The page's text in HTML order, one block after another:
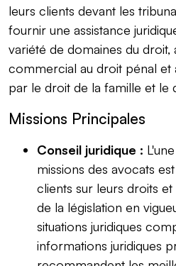
leurs clients devant les
fournir une assistance
variété de domaines du droit,
commercial au droit pénal et
par le droit de la famille et le
Missions Principales
Conseil juridique :
missions des avocats
clients sur leurs droits
de la législation en
situations juridiques
informations juridiques